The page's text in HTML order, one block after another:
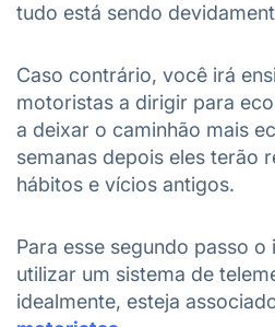
tudo está sendo
Caso contrário, você irá
motoristas a dirigir para
a deixar o caminhão mais
semanas depois eles terão
hábitos e vícios antigos.
Para esse segundo passo
utilizar um sistema de
idealmente, esteja